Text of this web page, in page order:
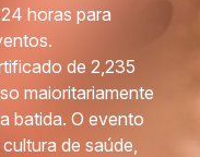
horas para
de 2,235
maioritariamente
batida. O evento
de saúde,